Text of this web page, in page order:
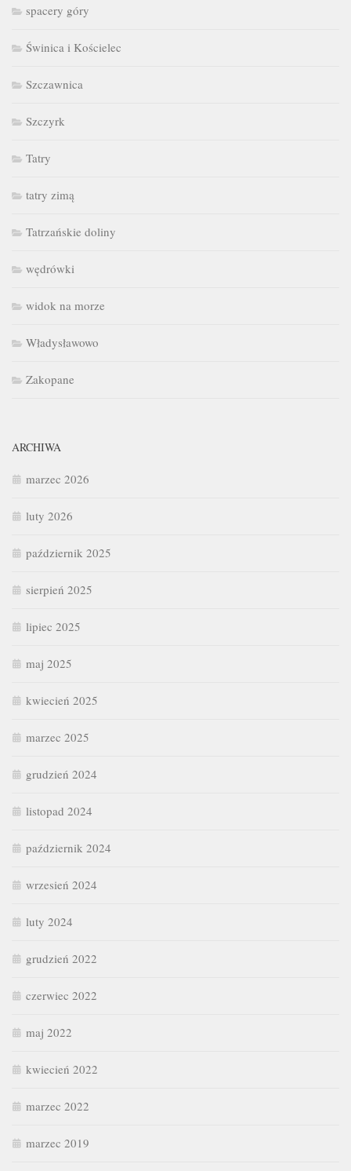
spacery góry
Świnica i Kościelec
Szczawnica
Szczyrk
Tatry
tatry zimą
Tatrzańskie doliny
wędrówki
widok na morze
Władysławowo
Zakopane
ARCHIWA
marzec 2026
luty 2026
październik 2025
sierpień 2025
lipiec 2025
maj 2025
kwiecień 2025
marzec 2025
grudzień 2024
listopad 2024
październik 2024
wrzesień 2024
luty 2024
grudzień 2022
czerwiec 2022
maj 2022
kwiecień 2022
marzec 2022
marzec 2019